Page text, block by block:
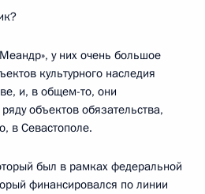
у них очень большое
культурного наследия
и, в общем-то, они
объектов обязательства,
в Севастополе.
был в рамках федеральной
финансировался по линии